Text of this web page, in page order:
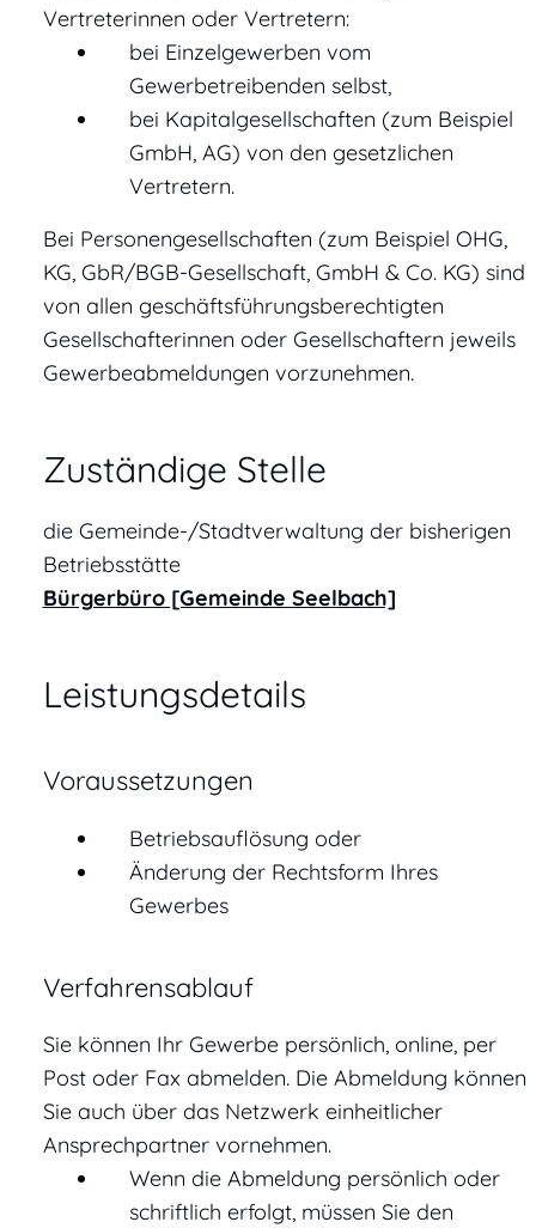
Vertreterinnen oder Vertretern:
bei Einzelgewerben vom
Gewerbetreibenden selbst,
bei Kapitalgesellschaften (zum Beispiel
GmbH, AG) von den gesetzlichen
Vertretern.
Bei Personengesellschaften (zum Beispiel OHG,
KG, GbR/BGB-Gesellschaft, GmbH & Co. KG) sind
von allen geschäftsführungsberechtigten
Gesellschafterinnen oder Gesellschaftern jeweils
Gewerbeabmeldungen vorzunehmen.
Zuständige Stelle
die Gemeinde-/Stadtverwaltung der bisherigen
Betriebsstätte
Bürgerbüro [Gemeinde Seelbach]
Leistungsdetails
Voraussetzungen
Betriebsauflösung oder
Änderung der Rechtsform Ihres
Gewerbes
Verfahrensablauf
Sie können Ihr Gewerbe persönlich, online, per
Post oder Fax abmelden. Die Abmeldung können
Sie auch über das Netzwerk einheitlicher
Ansprechpartner vornehmen.
Wenn die Abmeldung persönlich oder
schriftlich erfolgt, müssen Sie den